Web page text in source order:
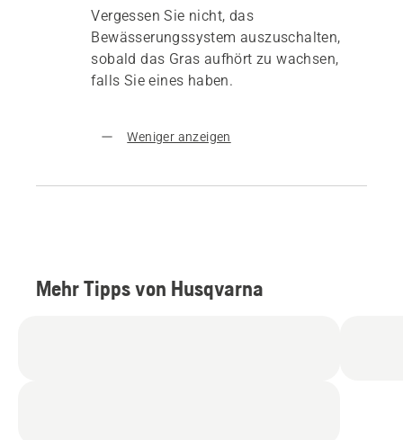
Vergessen Sie nicht, das
Bewässerungssystem auszuschalten,
sobald das Gras aufhört zu wachsen,
falls Sie eines haben.
Weniger anzeigen
Mehr Tipps von Husqvarna